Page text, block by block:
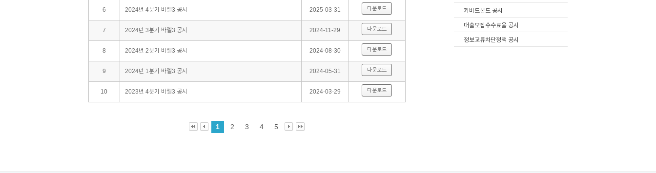
커버드본드 공시
대출모집수수료율 공시
정보교류차단정책 공시
6 2024년 4분기 바젤3 공시 2025-03-31 다운로드
7 2024년 3분기 바젤3 공시 2024-11-29 다운로드
8 2024년 2분기 바젤3 공시 2024-08-30 다운로드
9 2024년 1분기 바젤3 공시 2024-05-31 다운로드
10 2023년 4분기 바젤3 공시 2024-03-29 다운로드
1 2 3 4 5